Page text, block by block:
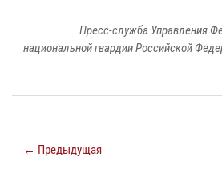
Пресс-служба Управления
национальной гвардии Российской
← Предыдущая